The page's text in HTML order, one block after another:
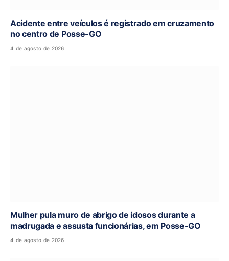
Acidente entre veículos é registrado em cruzamento
no centro de Posse-GO
4 de agosto de 2026
Mulher pula muro de abrigo de idosos durante a
madrugada e assusta funcionárias, em Posse-GO
4 de agosto de 2026